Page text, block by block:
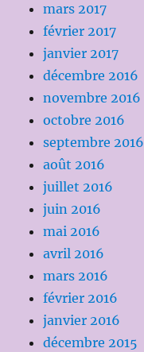
mars 2017
février 2017
janvier 2017
décembre 2016
novembre 2016
octobre 2016
septembre 2016
août 2016
juillet 2016
juin 2016
mai 2016
avril 2016
mars 2016
février 2016
janvier 2016
décembre 2015